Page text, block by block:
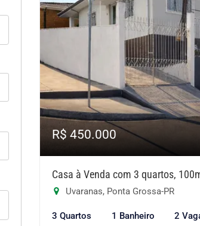
R$ 450.000
Casa à Venda com 3 quartos,
Uvaranas, Ponta Grossa-PR
3 Quartos 1 Banheiro 2